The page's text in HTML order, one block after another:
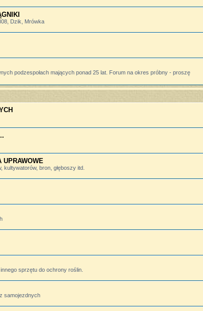
Dzik, Mrówka
podzespołach mających ponad 25 lat. Forum na okres próbny - proszę
UPRAWOWE
bron, głęboszy itd.
sprzętu do ochrony roślin.
samojezdnych